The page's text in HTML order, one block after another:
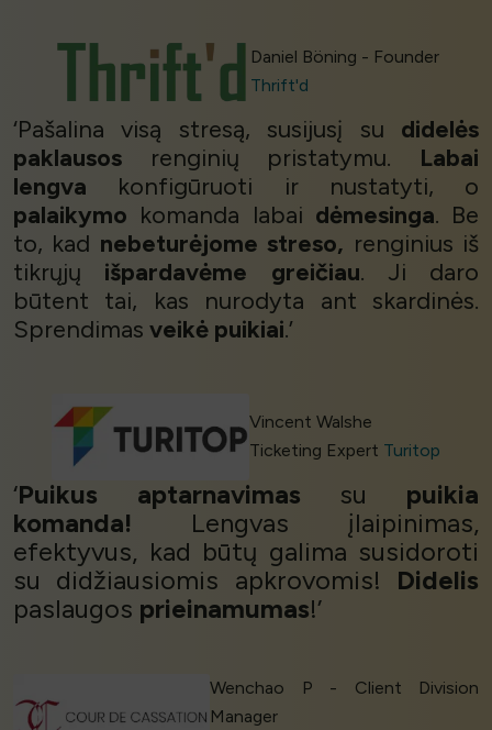
Daniel Böning - Founder
Thrift'd
‘Pašalina visą stresą, susijusį su didelės
paklausos renginių pristatymu. Labai
lengva konfigūruoti ir nustatyti, o
palaikymo komanda labai dėmesinga. Be
to, kad nebeturėjome streso, renginius iš
tikrųjų išpardavėme greičiau. Ji daro
būtent tai, kas nurodyta ant skardinės.
Sprendimas veikė puikiai.’
Vincent Walshe
Ticketing Expert Turitop
‘Puikus aptarnavimas su puikia
komanda! Lengvas įlaipinimas,
efektyvus, kad būtų galima susidoroti
su didžiausiomis apkrovomis! Didelis
paslaugos prieinamumas!’
Wenchao P - Client Division
Manager